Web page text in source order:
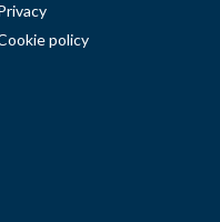
policy